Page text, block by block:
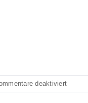
deaktiviertfür
Richtig